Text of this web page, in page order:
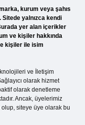
kurum veya şahıs
Sitede yalnızca kendi
yer alan içerikler
ve kişiler hakkında
kişiler ile isim
ve İletişim
olarak hizmet
olarak denetleme
Ancak, üyelerimiz
olup, siteye üye olarak bu